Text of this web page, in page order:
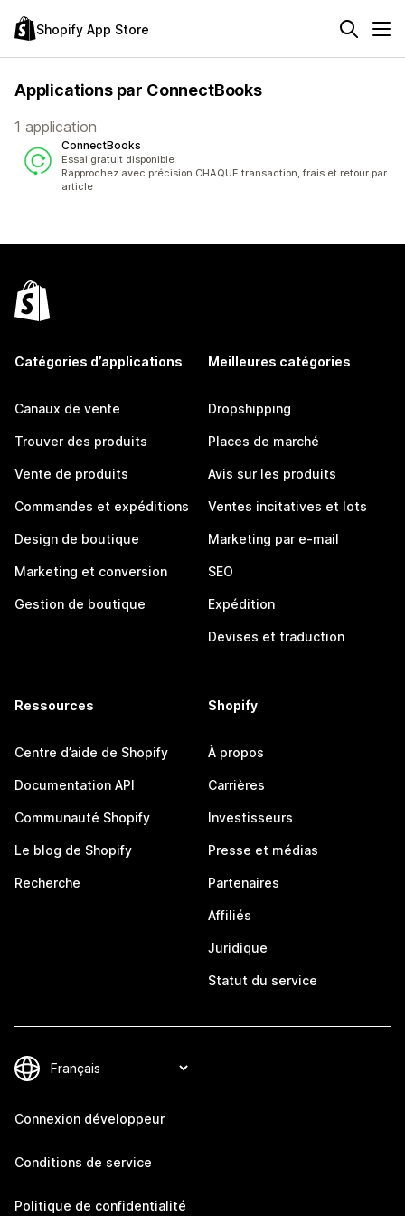
Shopify App Store
Applications par ConnectBooks
1 application
ConnectBooks
Essai gratuit disponible
Rapprochez avec précision CHAQUE transaction, frais et retour par
article
Catégories d’applications
Canaux de vente
Trouver des produits
Vente de produits
Commandes et expéditions
Design de boutique
Marketing et conversion
Gestion de boutique
Meilleures catégories
Dropshipping
Places de marché
Avis sur les produits
Ventes incitatives et lots
Marketing par e-mail
SEO
Expédition
Devises et traduction
Ressources
Centre d’aide de Shopify
Documentation API
Communauté Shopify
Le blog de Shopify
Recherche
Shopify
À propos
Carrières
Investisseurs
Presse et médias
Partenaires
Affiliés
Juridique
Statut du service
Connexion développeur
Conditions de service
Politique de confidentialité